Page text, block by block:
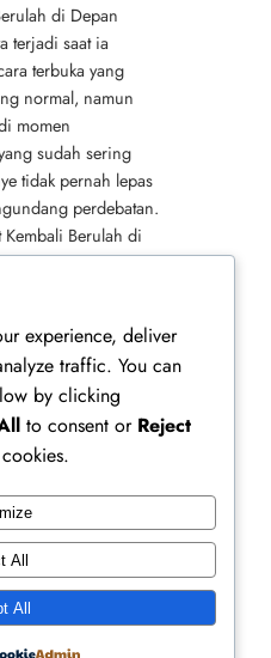
di Depan
terjadi saat ia
terbuka yang
normal, namun
momen
sudah sering
tidak pernah lepas
perdebatan.
Berulah di
Kanye West kembali
Actor & Creative
experience, deliver
traffic. You can
by clicking
to consent or Reject
All
All